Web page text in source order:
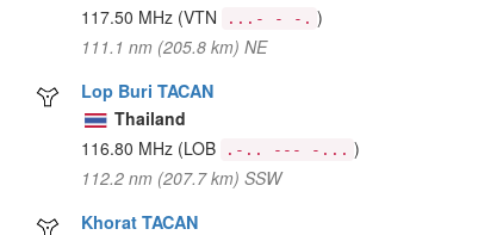
117.50 MHz (VTN ...- - -. )
111.1 nm (205.8 km) NE
Lop Buri TACAN
Thailand
116.80 MHz (LOB .-.. --- -... )
112.2 nm (207.7 km) SSW
Khorat TACAN